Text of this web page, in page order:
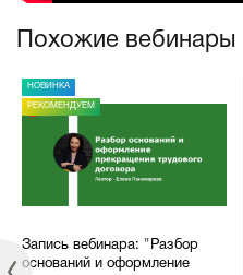
Похожие вебинары
НОВИНКА
РЕКОМЕНДУЕМ
Запись вебинара: "Разбор
оснований и оформление